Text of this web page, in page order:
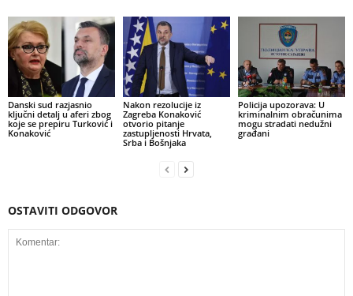
Danski sud razjasnio
ključni detalj u aferi zbog
koje se prepiru Turković i
Konaković
Nakon rezolucije iz
Zagreba Konaković
otvorio pitanje
zastupljenosti Hrvata,
Srba i Bošnjaka
Policija upozorava: U
kriminalnim obračunima
mogu stradati nedužni
građani
OSTAVITI ODGOVOR